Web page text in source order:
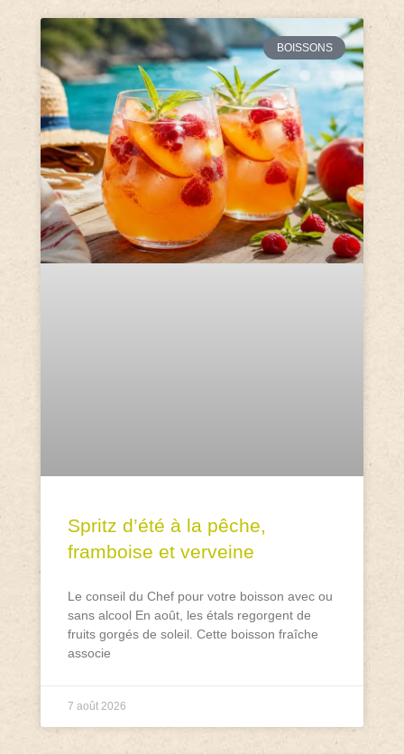
BOISSONS
Spritz d’été à la pêche,
framboise et verveine
Le conseil du Chef pour votre boisson avec ou
sans alcool En août, les étals regorgent de
fruits gorgés de soleil. Cette boisson fraîche
associe
7 août 2026